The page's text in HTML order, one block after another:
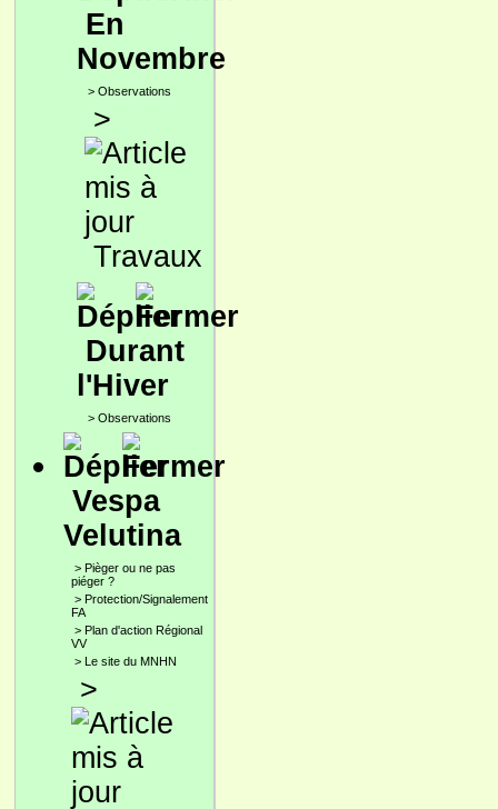
En
Novembre
> Observations
>
Travaux
Durant
l'Hiver
> Observations
Vespa
Velutina
> Pièger ou ne pas
piéger ?
> Protection/Signalement
FA
> Plan d'action Régional
VV
> Le site du MNHN
>